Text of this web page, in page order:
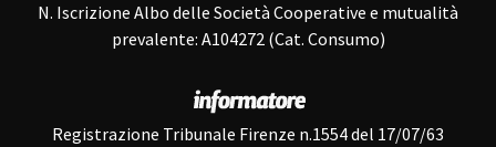
N. Iscrizione Albo delle Società Cooperative e mutualità
prevalente: A104272 (Cat. Consumo)
Registrazione Tribunale Firenze n.1554 del 17/07/63